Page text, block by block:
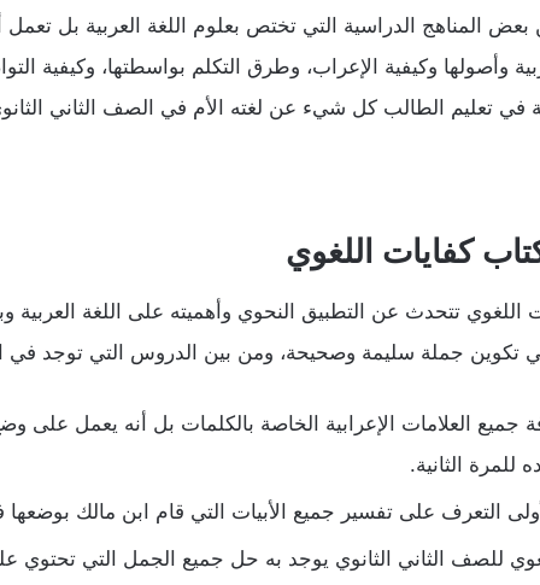
المناهج الدراسية التي تختص بعلوم اللغة العربية بل
وأصولها وكيفية الإعراب، وطرق التكلم بواسطتها، وكيفية
في تعليم الطالب كل شيء عن لغته الأم في الصف الثاني
كفايات اللغوي
تتحدث عن التطبيق النحوي وأهميته على اللغة العربية
تكوين جملة سليمة وصحيحة، ومن بين الدروس التي توجد في
جميع العلامات الإعرابية الخاصة بالكلمات بل أنه يعمل على
للمرة الثانية.
التعرف على تفسير جميع الأبيات التي قام ابن مالك
للصف الثاني الثانوي يوجد به حل جميع الجمل التي